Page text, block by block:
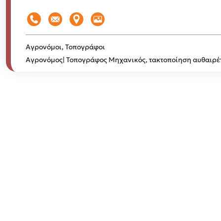
Αγρονόμοι, Τοπογράφοι
Αγρονόμος| Τοπογράφος Μηχανικός, τακτοποίηση